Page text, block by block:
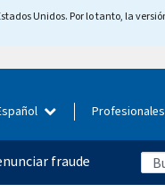
Unidos. Por lo tanto, la
fraude